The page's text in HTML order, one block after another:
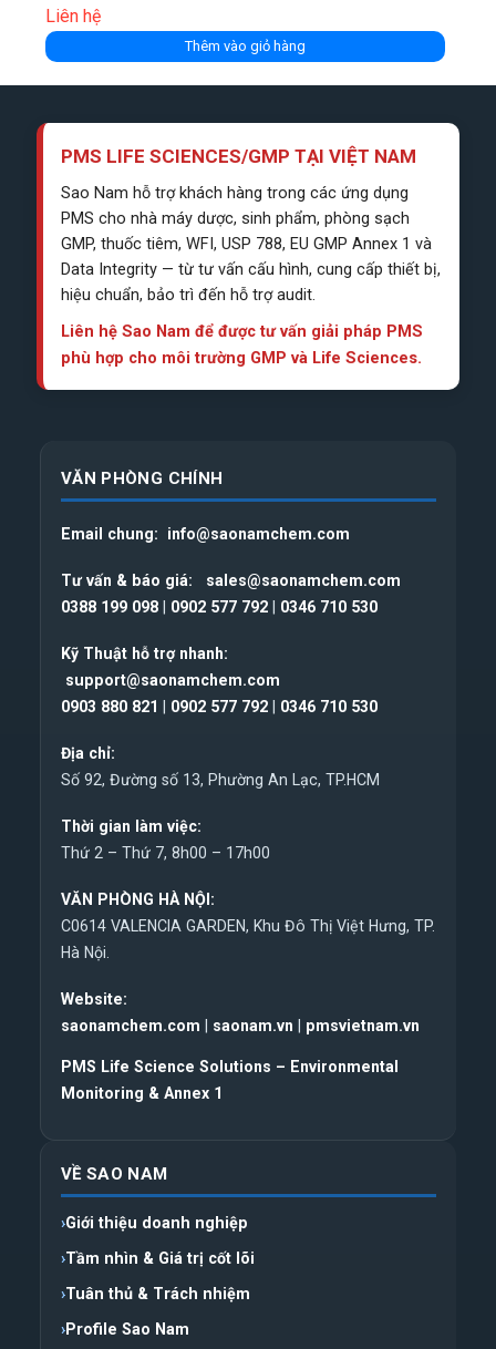
Liên hệ
Thêm vào giỏ hàng
PMS LIFE SCIENCES/GMP TẠI VIỆT NAM
Sao Nam hỗ trợ khách hàng trong các ứng dụng
PMS cho nhà máy dược, sinh phẩm, phòng sạch
GMP, thuốc tiêm, WFI, USP 788, EU GMP Annex 1 và
Data Integrity — từ tư vấn cấu hình, cung cấp thiết bị,
hiệu chuẩn, bảo trì đến hỗ trợ audit.
Liên hệ Sao Nam để được tư vấn giải pháp PMS
phù hợp cho môi trường GMP và Life Sciences.
VĂN PHÒNG CHÍNH
Email chung: info@saonamchem.com
Tư vấn & báo giá: sales@saonamchem.com
0388 199 098
0902 577 792 0346 710 530
Kỹ Thuật hỗ trợ nhanh:
support@saonamchem.com
0903 880 821 0902 577 792 0346 710 530
Địa chỉ:
Số 92, Đường số 13, Phường An Lạc, TP.HCM
Thời gian làm việc:
Thứ 2 – Thứ 7, 8h00 – 17h00
VĂN PHÒNG HÀ NỘI:
C0614 VALENCIA GARDEN, Khu Đô Thị Việt Hưng, TP.
Hà Nội.
Website:
saonamchem.com
saonam.vn pmsvietnam.vn
PMS Life Science Solutions – Environmental
Monitoring & Annex 1
VỀ SAO NAM
Giới thiệu doanh nghiệp
Tầm nhìn & Giá trị cốt lõi
Tuân thủ & Trách nhiệm
Profile Sao Nam